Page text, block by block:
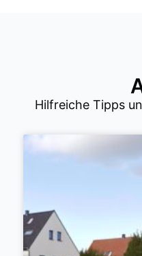
Hilfreiche Tipps